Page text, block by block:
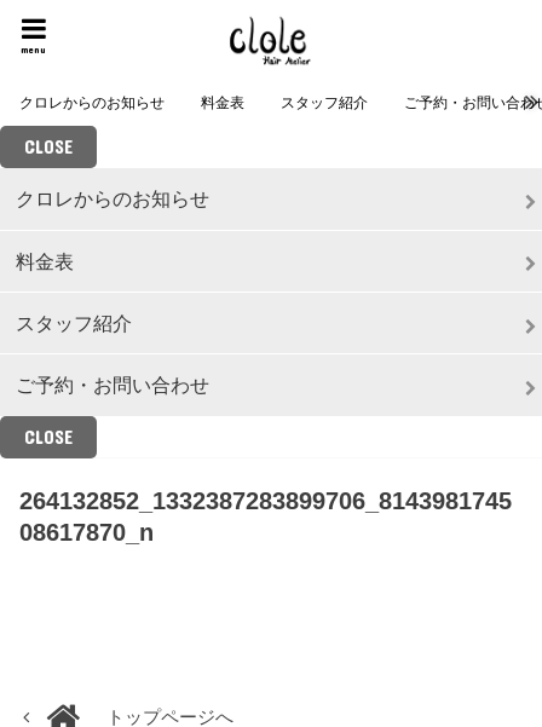
menu
クロレからのお知らせ 料金表 スタッフ紹介 ご予約・お問い合わ
CLOSE
クロレからのお知らせ
料金表
スタッフ紹介
ご予約・お問い合わせ
CLOSE
264132852_1332387283899706_8143981745
08617870_n
トップページへ